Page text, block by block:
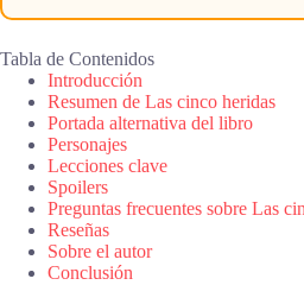
Tabla de Contenidos
Introducción
Resumen de Las cinco heridas
Portada alternativa del libro
Personajes
Lecciones clave
Spoilers
Preguntas frecuentes sobre Las
Reseñas
Sobre el autor
Conclusión